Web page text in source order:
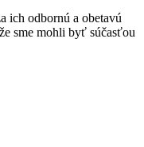
ich odbornú a obetavú
sme mohli byť súčasťou